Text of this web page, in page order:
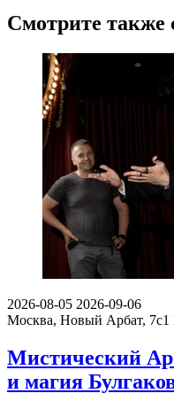
Смотрите также
2026-08-05 2026-09-06
Москва, Новый Арбат, 7с1
Мистический
и магия